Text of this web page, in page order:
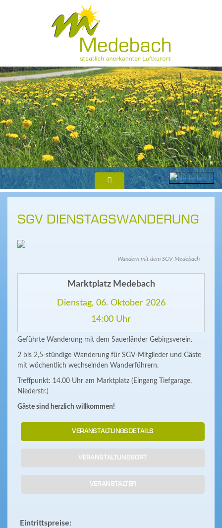
SGV DIENSTAGSWANDERUNG
Wandern mit dem SGV Medebach
Marktplatz Medebach
Dienstag, 06. Oktober 2026
14:00 Uhr
Geführte Wanderung mit dem Sauerländer Gebirgsverein.
2 bis 2,5-stündige Wanderung für SGV-Mitglieder und Gäste
mit wöchentlich wechselnden Wanderführern.
Treffpunkt: 14.00 Uhr am Marktplatz (Eingang Tiefgarage,
Niederstr.)
Gäste sind herzlich willkommen!
VERANSTALTUNGSDETAILS
VERANSTALTUNGSORT
VERANSTALTER
Eintrittspreise: